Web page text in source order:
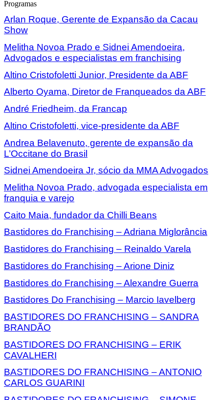
Programas
Arlan Roque, Gerente de Expansão da Cacau
Show
Melitha Novoa Prado e Sidnei Amendoeira,
Advogados e especialistas em franchising
Altino Cristofoletti Junior, Presidente da ABF
Alberto Oyama, Diretor de Franqueados da ABF
André Friedheim, da Francap
Altino Cristofoletti, vice-presidente da ABF
Andrea Belavenuto, gerente de expansão da
L’Occitane do Brasil
Sidnei Amendoeira Jr, sócio da MMA Advogados
Melitha Novoa Prado, advogada especialista em
franquia e varejo
Caito Maia, fundador da Chilli Beans
Bastidores do Franchising – Adriana Miglorância
Bastidores do Franchising – Reinaldo Varela
Bastidores do Franchising – Arione Diniz
Bastidores do Franchising – Alexandre Guerra
Bastidores Do Franchising – Marcio Iavelberg
BASTIDORES DO FRANCHISING – SANDRA
BRANDÃO
BASTIDORES DO FRANCHISING – ERIK
CAVALHERI
BASTIDORES DO FRANCHISING – ANTONIO
CARLOS GUARINI